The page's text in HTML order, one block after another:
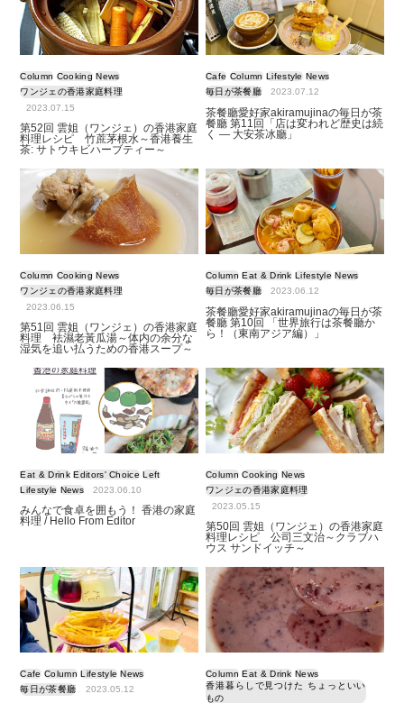
Column Cooking News
ワンジェの香港家庭料理
2023.07.15
第52回 雲姐（ワンジェ）の香港家庭
料理レシピ 竹蔗茅根水～香港養生
茶: サトウキビハーブティー～
Cafe Column Lifestyle News
毎日が茶餐廳
2023.07.12
茶餐廳愛好家akiramujinaの毎日が茶
餐廳 第11回「店は変われど歴史は続
く ― 大安茶冰廳」
Column Cooking News
ワンジェの香港家庭料理
2023.06.15
第51回 雲姐（ワンジェ）の香港家庭
料理 袪濕老黃瓜湯～体内の余分な
湿気を追い払うための香港スープ～
Column Eat & Drink Lifestyle News
毎日が茶餐廳
2023.06.12
茶餐廳愛好家akiramujinaの毎日が茶
餐廳 第10回 「世界旅行は茶餐廳か
ら！（東南アジア編）」
Eat & Drink Editors' Choice Left
Lifestyle News 2023.06.10
みんなで食卓を囲もう！ 香港の家庭
料理 / Hello From Editor
Column Cooking News
ワンジェの香港家庭料理
2023.05.15
第50回 雲姐（ワンジェ）の香港家庭
料理レシピ 公司三文治～クラブハ
ウス サンドイッチ～
Cafe Column Lifestyle News
毎日が茶餐廳
2023.05.12
Column Eat & Drink News
香港暮らしで見つけた ちょっといい
もの